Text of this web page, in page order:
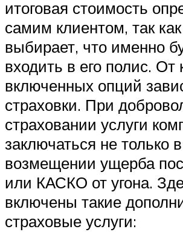
итоговая стоимость
самим клиентом, так
выбирает, что именно
входить в его полис. От
включенных опций
страховки. При
страховании услуги
заключаться не только в
возмещении ущерба
или КАСКО от угона.
включены такие
страховые услуги: